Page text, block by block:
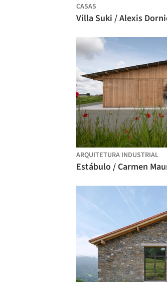
CASAS
Villa Suki / Alexis
ARQUITETURA INDUSTRIAL
Estábulo / Carmen